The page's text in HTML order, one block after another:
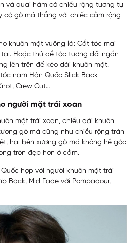
và quai hàm có chiều rộng tương tự
có gò má thẳng với chiếc cằm rộng
khuôn mặt vuông là: Cắt tóc mai
Hoặc thử để tóc tương đối ngắn
lên trên để kéo dài khuôn mặt.
nam Hàn Quốc Slick Back
Crew Cut…
người mặt trái xoan
mặt trái xoan, chiều dài khuôn
gò má cũng như chiều rộng trán
hai bên xương gò má không hề góc
tròn đẹp hơn ở cằm.
hợp với người khuôn mặt trái
Back, Mid Fade với Pompadour,